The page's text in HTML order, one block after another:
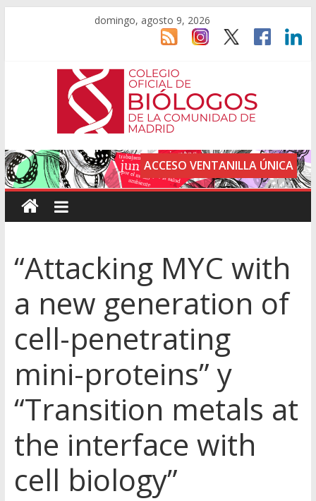
domingo, agosto 9, 2026
ACCESO VENTANILLA ÚNICA
“Attacking MYC with
a new generation of
cell-penetrating
mini-proteins” y
“Transition metals at
the interface with
cell biology”